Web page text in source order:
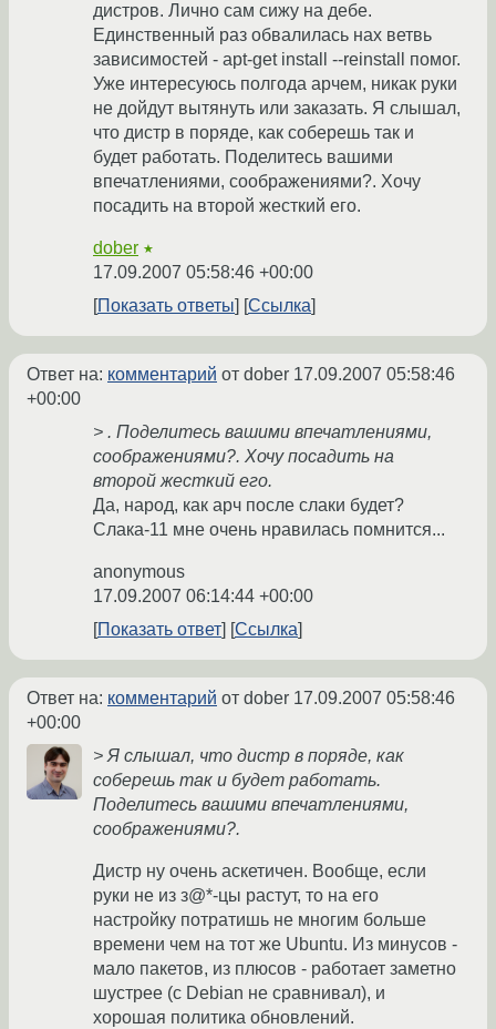
дистров. Лично сам сижу на дебе.
Единственный раз обвалилась нах ветвь
зависимостей - apt-get install --reinstall помог.
Уже интересуюсь полгода арчем, никак руки
не дойдут вытянуть или заказать. Я слышал,
что дистр в поряде, как соберешь так и
будет работать. Поделитесь вашими
впечатлениями, соображениями?. Хочу
посадить на второй жесткий его.
dober ★
17.09.2007 05:58:46 +00:00
Показать ответы
Ссылка
Ответ на: комментарий от dober 17.09.2007 05:58:46
+00:00
> . Поделитесь вашими впечатлениями,
соображениями?. Хочу посадить на
второй жесткий его.
Да, народ, как арч после слаки будет?
Слака-11 мне очень нравилась помнится...
anonymous
17.09.2007 06:14:44 +00:00
Показать ответ
Ссылка
Ответ на: комментарий от dober 17.09.2007 05:58:46
+00:00
> Я слышал, что дистр в поряде, как
соберешь так и будет работать.
Поделитесь вашими впечатлениями,
соображениями?.
Дистр ну очень аскетичен. Вообще, если
руки не из з@*-цы растут, то на его
настройку потратишь не многим больше
времени чем на тот же Ubuntu. Из минусов -
мало пакетов, из плюсов - работает заметно
шустрее (с Debian не сравнивал), и
хорошая политика обновлений.